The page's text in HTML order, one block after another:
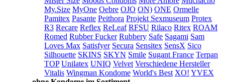
My.Size MyOne Oebre OJO ON) ONE Ormelle
Pamitex Pasante Peithora Projekt Sexmuseum Protex
R3 Recare Reflex ReLeaf RFSU Rilaco Ritex ROAM
Romed Rubber Fucker Rubbery Safe Sagami Sam
Loves Max Satisfyer Secura Sensitex SensX Sico
Silhouette SKINS SKYN Smile Sugant France Terpan
TOP Unilatex UNIQ Velvet Verschiedene Hersteller
Vitalis Wingman Kondome World's Best XO! YVEX